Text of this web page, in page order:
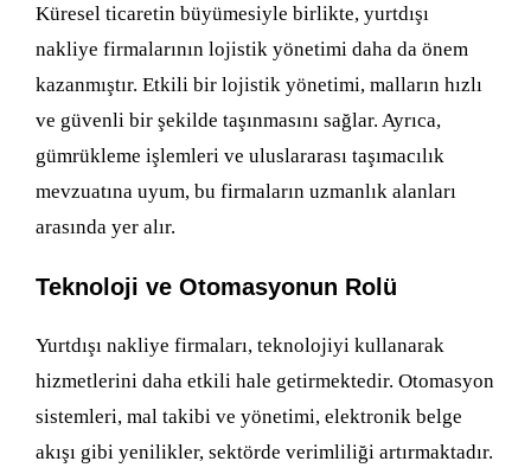
Küresel ticaretin büyümesiyle birlikte, yurtdışı
nakliye firmalarının lojistik yönetimi daha da önem
kazanmıştır. Etkili bir lojistik yönetimi, malların hızlı
ve güvenli bir şekilde taşınmasını sağlar. Ayrıca,
gümrükleme işlemleri ve uluslararası taşımacılık
mevzuatına uyum, bu firmaların uzmanlık alanları
arasında yer alır.
Teknoloji ve Otomasyonun Rolü
Yurtdışı nakliye firmaları, teknolojiyi kullanarak
hizmetlerini daha etkili hale getirmektedir. Otomasyon
sistemleri, mal takibi ve yönetimi, elektronik belge
akışı gibi yenilikler, sektörde verimliliği artırmaktadır.